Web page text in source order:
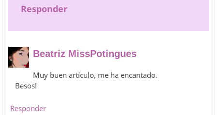
Responder
Beatriz MissPotingues
Muy buen artículo, me ha encantado.
Besos!
Responder